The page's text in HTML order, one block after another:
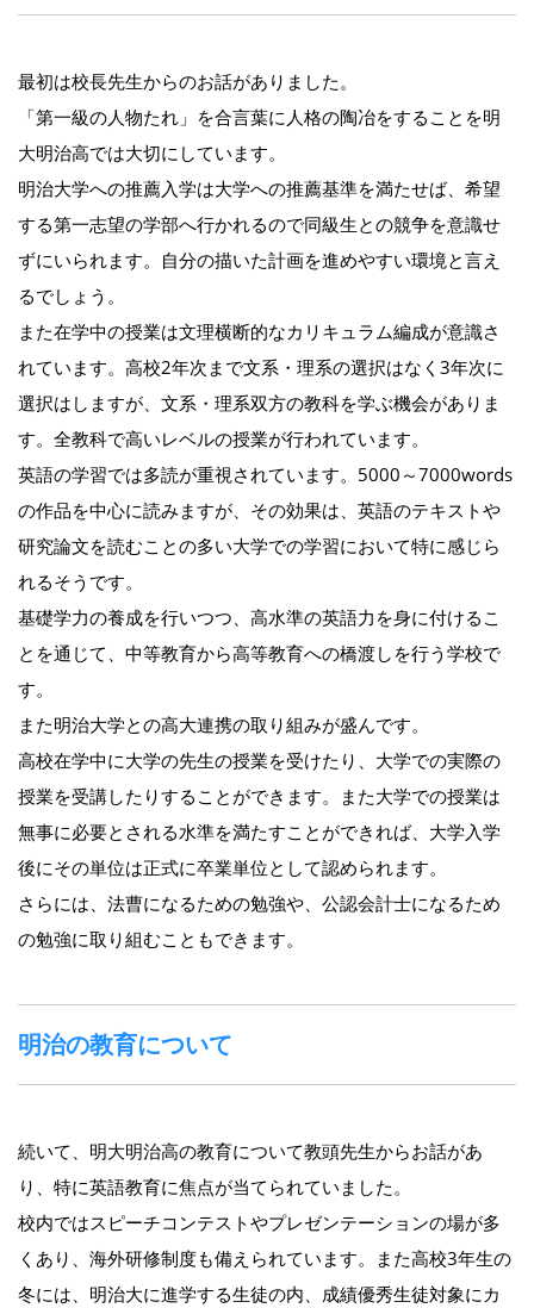
最初は校長先生からのお話がありました。
「第一級の人物たれ」を合言葉に人格の陶冶をすることを明
大明治高では大切にしています。
明治大学への推薦入学は大学への推薦基準を満たせば、希望
する第一志望の学部へ行かれるので同級生との競争を意識せ
ずにいられます。自分の描いた計画を進めやすい環境と言え
るでしょう。
また在学中の授業は文理横断的なカリキュラム編成が意識さ
れています。高校2年次まで文系・理系の選択はなく3年次に
選択はしますが、文系・理系双方の教科を学ぶ機会がありま
す。全教科で高いレベルの授業が行われています。
英語の学習では多読が重視されています。5000～7000words
の作品を中心に読みますが、その効果は、英語のテキストや
研究論文を読むことの多い大学での学習において特に感じら
れるそうです。
基礎学力の養成を行いつつ、高水準の英語力を身に付けるこ
とを通じて、中等教育から高等教育への橋渡しを行う学校で
す。
また明治大学との高大連携の取り組みが盛んです。
高校在学中に大学の先生の授業を受けたり、大学での実際の
授業を受講したりすることができます。また大学での授業は
無事に必要とされる水準を満たすことができれば、大学入学
後にその単位は正式に卒業単位として認められます。
さらには、法曹になるための勉強や、公認会計士になるため
の勉強に取り組むこともできます。
明治の教育について
続いて、明大明治高の教育について教頭先生からお話があ
り、特に英語教育に焦点が当てられていました。
校内ではスピーチコンテストやプレゼンテーションの場が多
くあり、海外研修制度も備えられています。また高校3年生の
冬には、明治大に進学する生徒の内、成績優秀生徒対象にカ